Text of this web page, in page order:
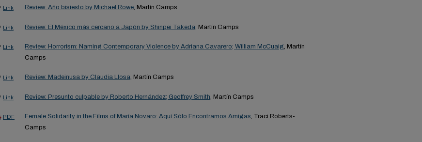
Link Review: Año bisiesto by Michael Rowe, Martín Camps
Link Review: El México más cercano a Japón by Shinpei Takeda , Martín Camps
Link Review: Horrorism: Naming Contemporary Violence by Adriana Cavarero; William McCuaig, Martín
Camps
Link Review: Madeinusa by Claudia Llosa, Martín Camps
Link Review: Presunto culpable by Roberto Hernández; Geoffrey Smith , Martín Camps
PDF Female Solidarity in the Films of María Novaro: Aquí Sólo Encontramos Amigas, Traci Roberts-
Camps